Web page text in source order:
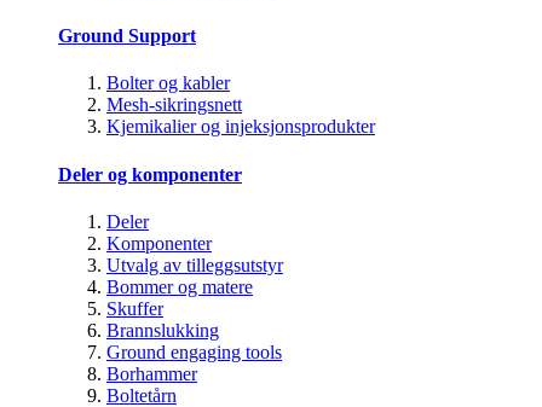
Ground Support
Bolter og kabler
Mesh-sikringsnett
Kjemikalier og injeksjonsprodukter
Deler og komponenter
Deler
Komponenter
Utvalg av tilleggsutstyr
Bommer og matere
Skuffer
Brannslukking
Ground engaging tools
Borhammer
Boltetårn